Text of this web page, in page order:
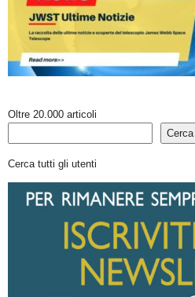
Oltre 20.000 articoli
Cerca
Cerca tutti gli utenti